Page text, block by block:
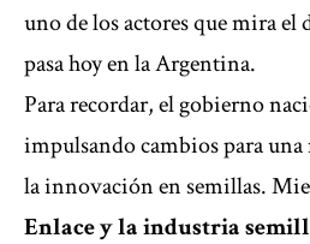
uno de los actores que mira el
pasa hoy en la Argentina.
Para recordar, el gobierno
impulsando cambios para
la innovación en semillas.
Enlace y la industria